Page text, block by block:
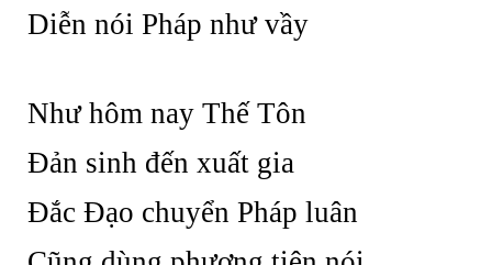
Diễn nói Pháp như vầy
Như hôm nay Thế Tôn
Đản sinh đến xuất gia
Đắc Đạo chuyển Pháp luân